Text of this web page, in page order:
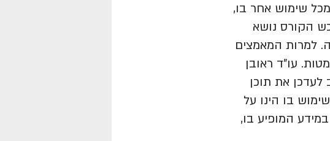
שימוש אחר בו,
הקורס נושא
למרות המאמצים
עו"ד ראובן
לעדכן את תוכן
בו הינו על
המופיע בו,